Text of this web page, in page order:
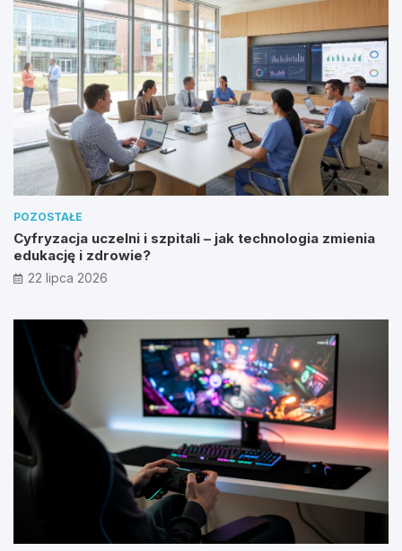
POZOSTAŁE
Cyfryzacja uczelni i szpitali – jak technologia zmienia
edukację i zdrowie?
22 lipca 2026